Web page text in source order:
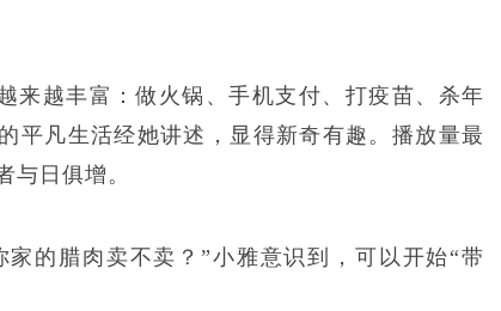
来越丰富：做火锅、手机支付、打疫苗、杀年
凡生活经她讲述，显得新奇有趣。播放量最
与日俱增。
家的腊肉卖不卖？”小雅意识到，可以开始“带